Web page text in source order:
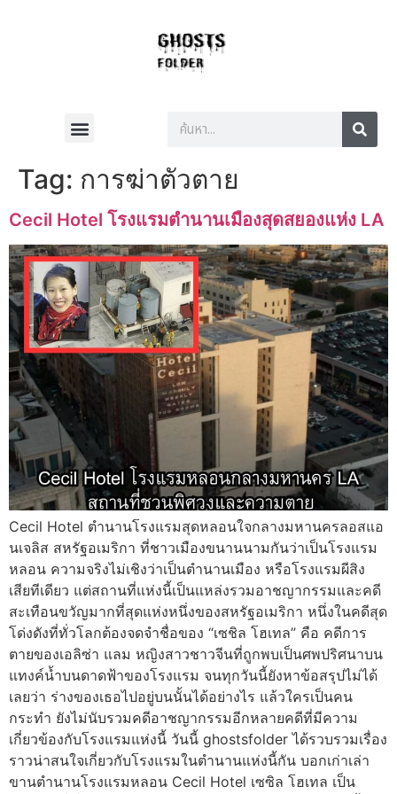
Tag: การฆ่าตัวตาย
Cecil Hotel โรงแรมตำนานเมืองสุดสยองแห่ง LA
Cecil Hotel ตำนานโรงแรมสุดหลอนใจกลางมหานครลอสแอ
นเจลิส สหรัฐอเมริกา ที่ชาวเมืองขนานนามกันว่าเป็นโรงแรม
หลอน ความจริงไม่เชิงว่าเป็นตำนานเมือง หรือโรงแรมผีสิง
เสียทีเดียว แต่สถานที่แห่งนี้เป็นแหล่งรวมอาชญากรรมและคดี
สะเทือนขวัญมากที่สุดแห่งหนึ่งของสหรัฐอเมริกา หนึ่งในคดีสุด
โด่งดังที่ทั่วโลกต้องจดจำชื่อของ “เซชิล โฮเทล” คือ คดีการ
ตายของเอลิซ่า แลม หญิงสาวชาวจีนที่ถูกพบเป็นศพปริศนาบน
แทงค์น้ำบนดาดฟ้าของโรงแรม จนทุกวันนี้ยังหาข้อสรุปไม่ได้
เลยว่า ร่างของเธอไปอยู่บนนั้นได้อย่างไร แล้วใครเป็นคน
กระทำ ยังไม่นับรวมคดีอาชญากรรมอีกหลายคดีที่มีความ
เกี่ยวข้องกับโรงแรมแห่งนี้ วันนี้ ghostsfolder ได้รวบรวมเรื่อง
ราวน่าสนใจเกี่ยวกับโรงแรมในตำนานแห่งนี้กัน บอกเก่าเล่า
ขานตำนานโรงแรมหลอน Cecil Hotel เซซิล โฮเทล เป็น